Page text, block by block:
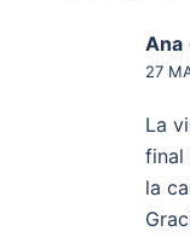
Ana
27
La
final
la